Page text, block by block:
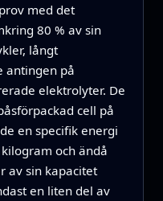
med det
80 % av sin
långt
antingen på
elektrolyter. De
cell på
en specifik energi
och ändå
av sin kapacitet
en liten del av